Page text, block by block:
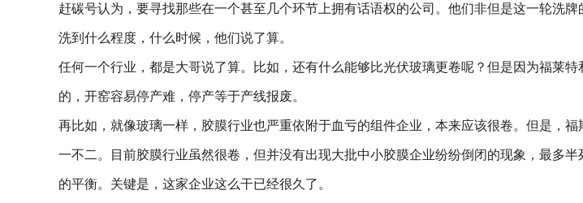
赶碳号认为，要寻找那些在一个甚至几个环节上拥有话语权的公司。他们非但是这一轮洗
洗到什么程度，什么时候，他们说了算。
任何一个行业，都是大哥说了算。比如，还有什么能够比光伏玻璃更卷呢？但是因为福莱
的，开窑容易停产难，停产等于产线报废。
再比如，就像玻璃一样，胶膜行业也严重依附于血亏的组件企业，本来应该很卷。但是，
一不二。目前胶膜行业虽然很卷，但并没有出现大批中小胶膜企业纷纷倒闭的现象，最多
的平衡。关键是，这家企业这么干已经很久了。